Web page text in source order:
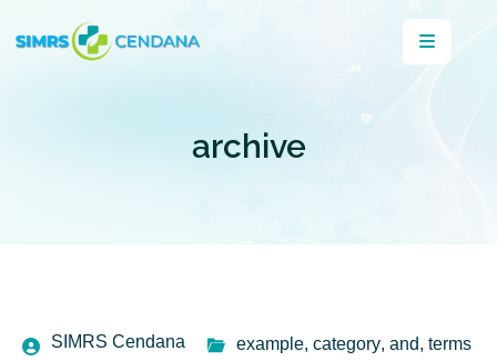
archive
SIMRS Cendana example, category, and, terms